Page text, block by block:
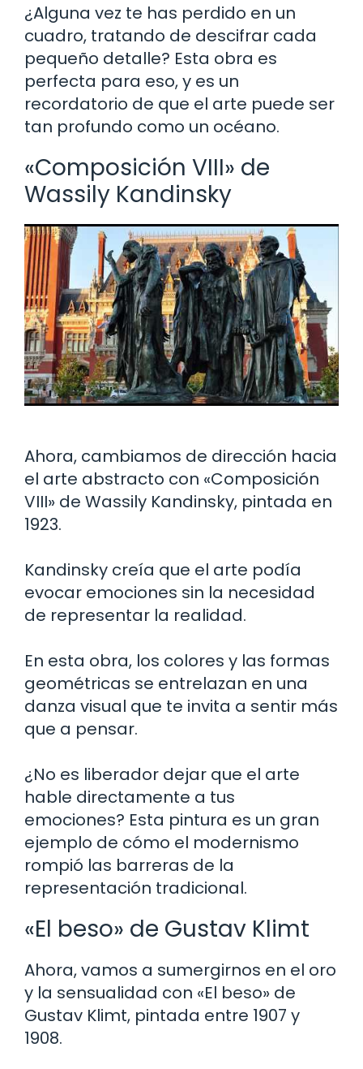
¿Alguna vez te has perdido en un
cuadro, tratando de descifrar cada
pequeño detalle? Esta obra es
perfecta para eso, y es un
recordatorio de que el arte puede ser
tan profundo como un océano.
«Composición VIII» de
Wassily Kandinsky
Ahora, cambiamos de dirección hacia
el arte abstracto con «Composición
VIII» de Wassily Kandinsky, pintada en
1923.
Kandinsky creía que el arte podía
evocar emociones sin la necesidad
de representar la realidad.
En esta obra, los colores y las formas
geométricas se entrelazan en una
danza visual que te invita a sentir más
que a pensar.
¿No es liberador dejar que el arte
hable directamente a tus
emociones? Esta pintura es un gran
ejemplo de cómo el modernismo
rompió las barreras de la
representación tradicional.
«El beso» de Gustav Klimt
Ahora, vamos a sumergirnos en el oro
y la sensualidad con «El beso» de
Gustav Klimt, pintada entre 1907 y
1908.